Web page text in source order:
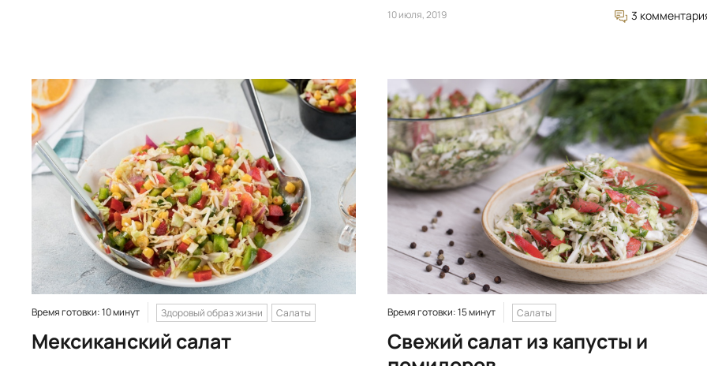
10 июля, 2019 3
Время готовки: 10 минут Здоровый образ жизни Салаты
Мексиканский салат
Время готовки: 15 минут Салаты
Свежий салат из капусты и